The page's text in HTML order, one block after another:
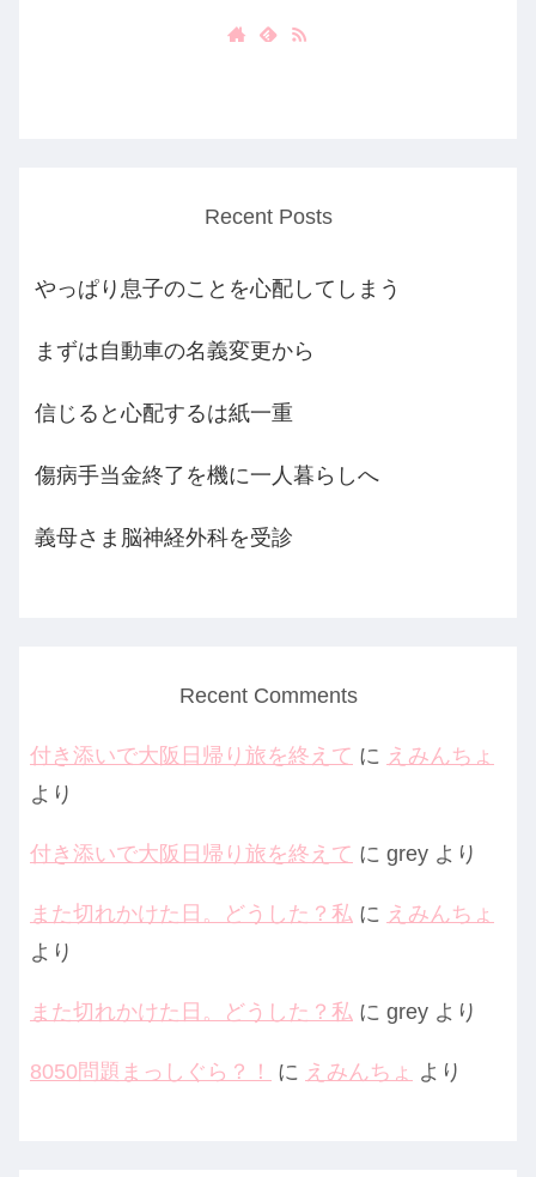
Recent Posts
やっぱり息子のことを心配してしまう
まずは自動車の名義変更から
信じると心配するは紙一重
傷病手当金終了を機に一人暮らしへ
義母さま脳神経外科を受診
Recent Comments
付き添いで大阪日帰り旅を終えて に えみんちょ
より
付き添いで大阪日帰り旅を終えて に grey より
また切れかけた日。どうした？私 に えみんちょ
より
また切れかけた日。どうした？私 に grey より
8050問題まっしぐら？！ に えみんちょ より